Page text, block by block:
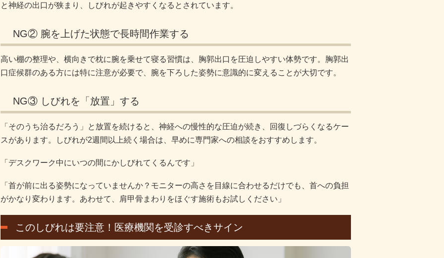
と神経の出口が狭まり、しびれが起きやすくなるとされています。
NG② 腕を上げた状態で長時間作業する
高い棚の整理や、横向きで枕に腕を乗せて寝る習慣は、胸郭出口を圧迫しやすい体勢です。胸郭出
口症候群のある方には特に注意が必要で、腕を下ろした姿勢に意識的に変えることが大切です。
NG③ しびれを「放置」する
「そのうち治るだろう」と放置を続けると、神経への慢性的な圧迫が続き、回復しづらくなるケー
スがあります。しびれが2週間以上続く場合は、早めに専門家への相談をおすすめします。
「デスクワーク中にいつの間にかしびれてくるんです」
「首が前に出る姿勢になっていませんか？モニターの高さを目線に合わせるだけでも、首への負担
がかなり変わります。あわせて、肩甲骨まわりをほぐす施術もお試しください」
このしびれは要注意！医療機関を受診すべきサイン